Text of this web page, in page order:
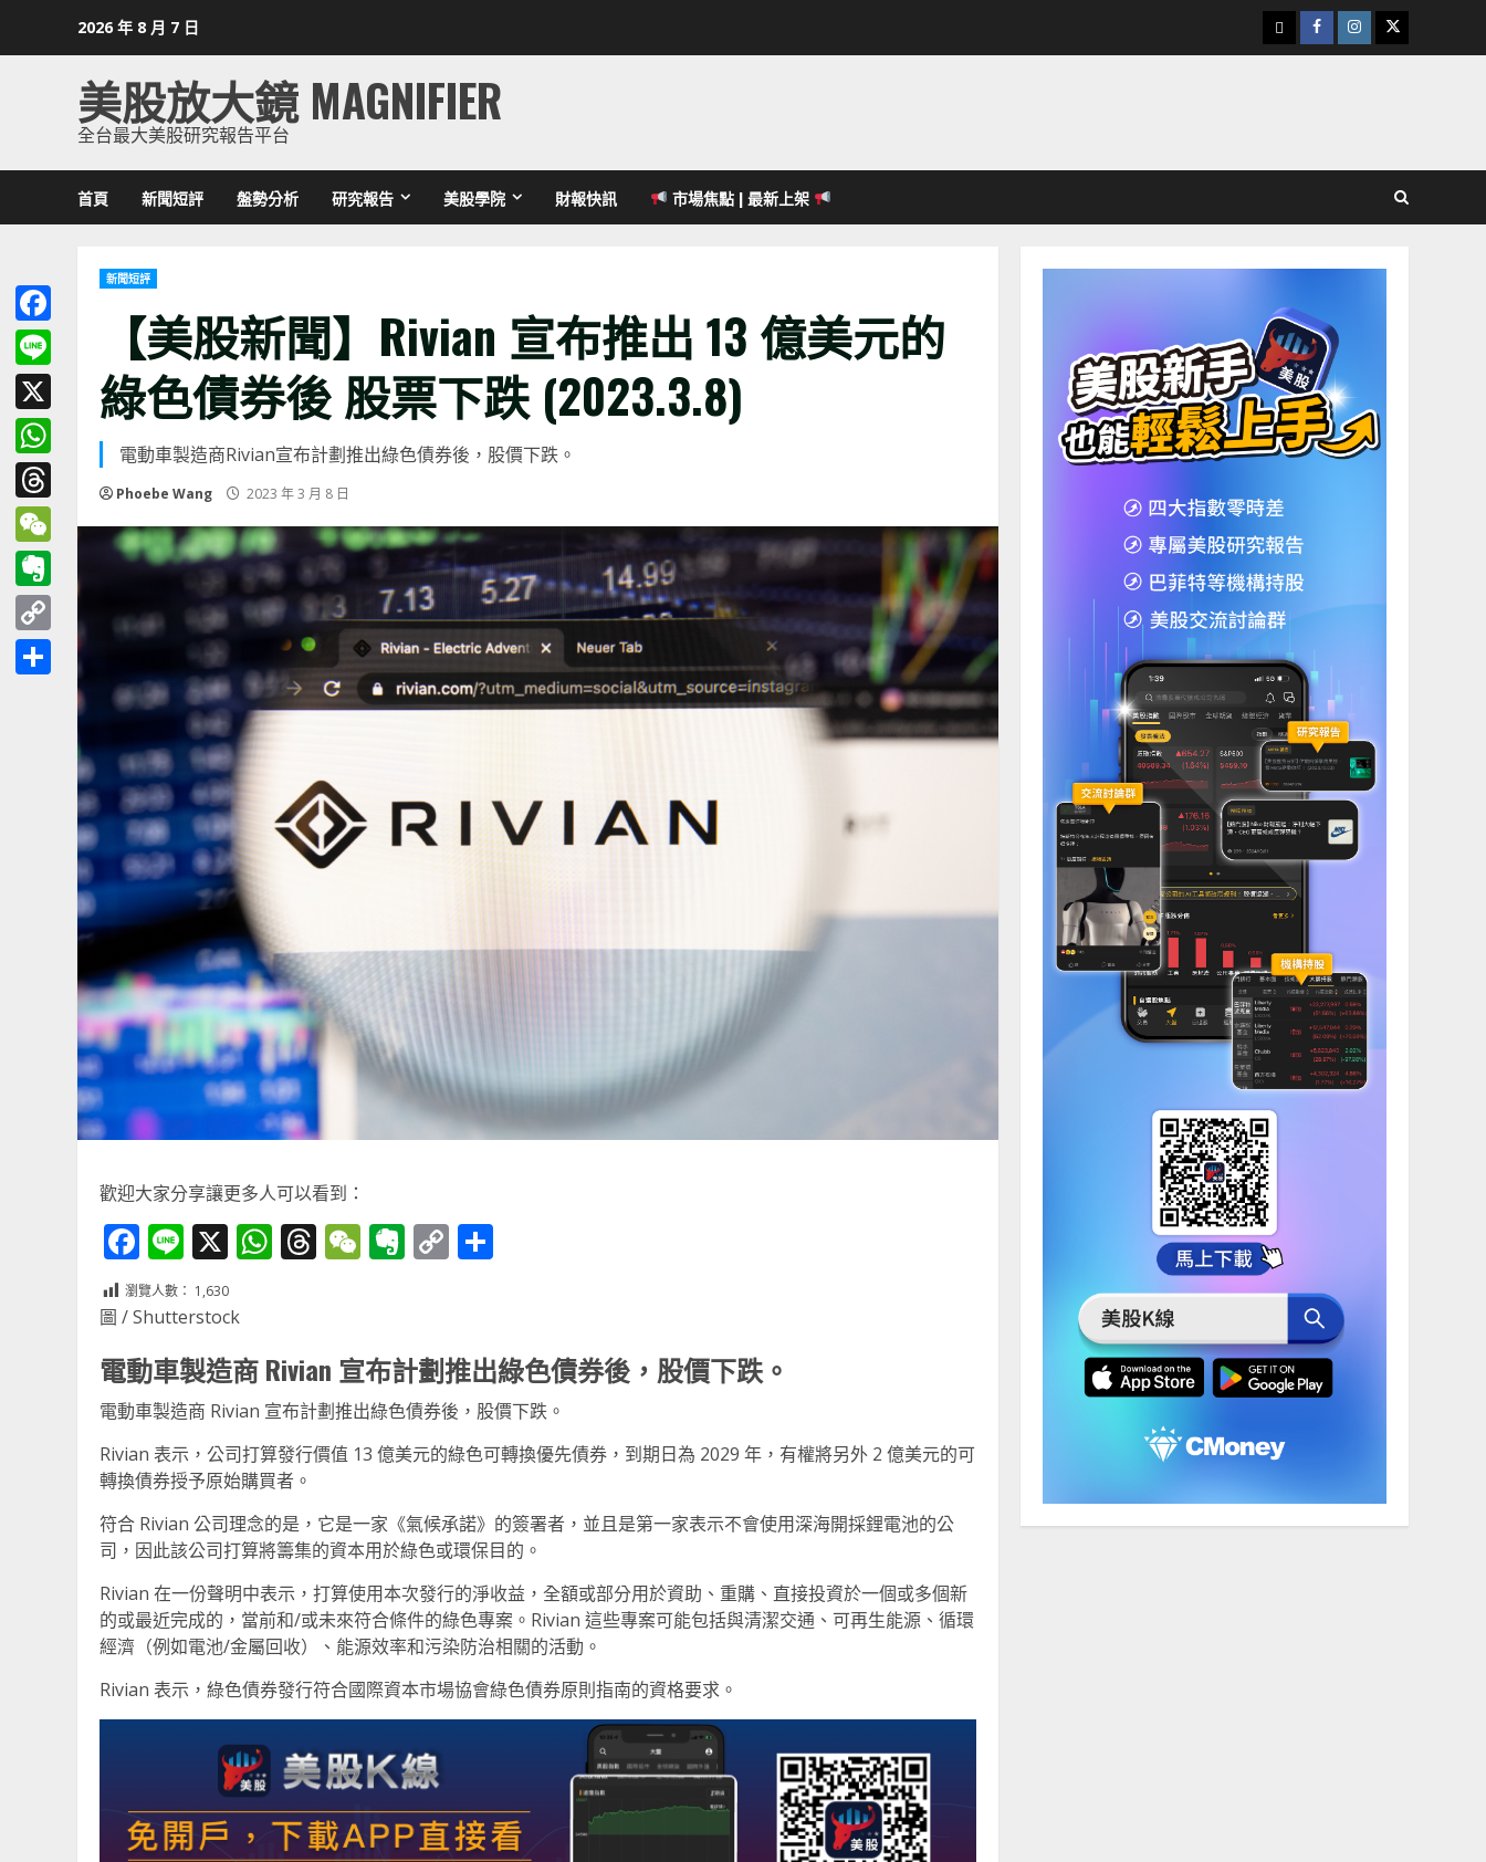
2026 年 8 月 7 日
下
載
Facebook
Instagram
Twitter
美股放大鏡 MAGNIFIER
全台最大美股研究報告平台
首頁 新聞短評 盤勢分析 研究報告 美股學院 財報快訊 市場焦點 | 最新上架
新聞短評
【美股新聞】Rivian 宣布推出 13 億美元的
綠色債券後 股票下跌 (2023.3.8)
電動車製造商Rivian宣布計劃推出綠色債券後，股價下跌。
Phoebe Wang 2023 年 3 月 8 日
歡迎大家分享讓更多人可以看到：
Facebook
Line
X WhatsApp
Threads
WeChat
Evernote
Copy
瀏覽人數： 1,630
圖 / Shutterstock
電動車製造商 Rivian 宣布計劃推出綠色債券後，股價下跌。
電動車製造商 Rivian 宣布計劃推出綠色債券後，股價下跌。
Rivian 表示，公司打算發行價值 13 億美元的綠色可轉換優先債券，到期日為 2029 年，有權將另外 2 億美元的可
轉換債券授予原始購買者。
符合 Rivian 公司理念的是，它是一家《氣候承諾》的簽署者，並且是第一家表示不會使用深海開採鋰電池的公
司，因此該公司打算將籌集的資本用於綠色或環保目的。
Rivian 在一份聲明中表示，打算使用本次發行的淨收益，全額或部分用於資助、重購、直接投資於一個或多個新
的或最近完成的，當前和/或未來符合條件的綠色專案。Rivian 這些專案可能包括與清潔交通、可再生能源、循環
經濟（例如電池/金屬回收）、能源效率和污染防治相關的活動。
Rivian 表示，綠色債券發行符合國際資本市場協會綠色債券原則指南的資格要求。
Facebook
Line
X
WhatsApp
Threads
WeChat
Evernote
Copy